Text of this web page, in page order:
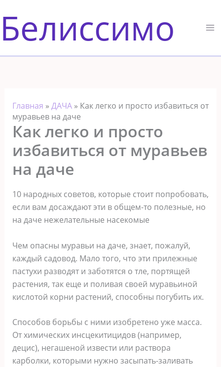
к
содержимому
Белиссимо
Главная » ДАЧА» Как легко и просто избавиться от
муравьев на даче
Как легко и просто
избавиться от муравьев
на даче
10 народных советов, которые стоит попробовать,
если вам досаждают эти в общем-то полезные, но
на даче нежелательные насекомые
Чем опасны муравьи на даче, знает, пожалуй,
каждый садовод. Мало того, что эти прилежные
пастухи разводят и заботятся о тле, портящей
растения, так еще и поливая своей муравьиной
кислотой корни растений, способны погубить их.
Способов борьбы с ними изобретено уже масса.
От химических инсцекитицидов (например,
децис), негашеной извести или раствора
карболки, которыми нужно засыпать-заливать